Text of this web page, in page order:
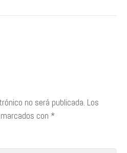
no será publicada. Los
con *